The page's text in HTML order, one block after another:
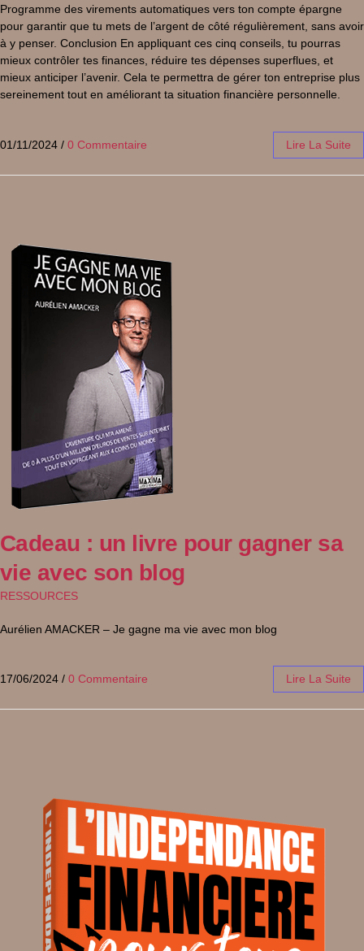
Programme des virements automatiques vers ton compte épargne
pour garantir que tu mets de l’argent de côté régulièrement, sans avoir
à y penser. Conclusion En appliquant ces cinq conseils, tu pourras
mieux contrôler tes finances, réduire tes dépenses superflues, et
mieux anticiper l’avenir. Cela te permettra de gérer ton entreprise plus
sereinement tout en améliorant ta situation financière personnelle.
01/11/2024 / 0 Commentaire Lire La Suite
Cadeau : un livre pour gagner sa
vie avec son blog
RESSOURCES
Aurélien AMACKER – Je gagne ma vie avec mon blog
17/06/2024 / 0 Commentaire Lire La Suite